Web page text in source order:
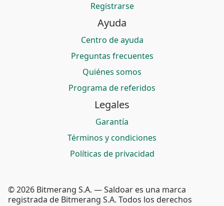
Registrarse
Ayuda
Centro de ayuda
Preguntas frecuentes
Quiénes somos
Programa de referidos
Legales
Garantía
Términos y condiciones
Políticas de privacidad
© 2026 Bitmerang S.A. — Saldoar es una marca
registrada de Bitmerang S.A. Todos los derechos